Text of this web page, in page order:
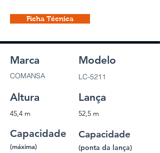
Ficha Técnica
Marca Modelo
Altura Lança
Capacidade
(máxima)
Capacidade
(ponta da lança)
COMANSA LC-5211
45,4 m 52,5 m